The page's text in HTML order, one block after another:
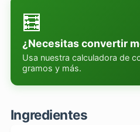
🧮
¿Necesitas convertir
Usa nuestra calculadora de
gramos y más.
Ingredientes